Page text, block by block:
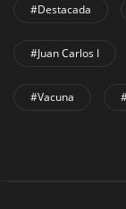
#Destacada
#Juan Carlos I
#Vacuna